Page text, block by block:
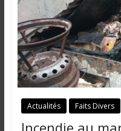
Actualités Faits Divers